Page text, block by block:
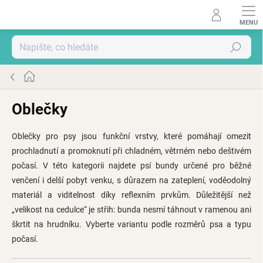
Hledat
Domů
Oblečky
Oblečky pro psy jsou funkční vrstvy, které pomáhají omezit
prochladnutí a promoknutí při chladném, větrném nebo deštivém
počasí. V této kategorii najdete psí bundy určené pro běžné
venčení i delší pobyt venku, s důrazem na zateplení, voděodolný
materiál a viditelnost díky reflexním prvkům. Důležitější než
„velikost na cedulce“ je střih: bunda nesmí táhnout v ramenou ani
škrtit na hrudníku. Vyberte variantu podle rozměrů psa a typu
počasí.